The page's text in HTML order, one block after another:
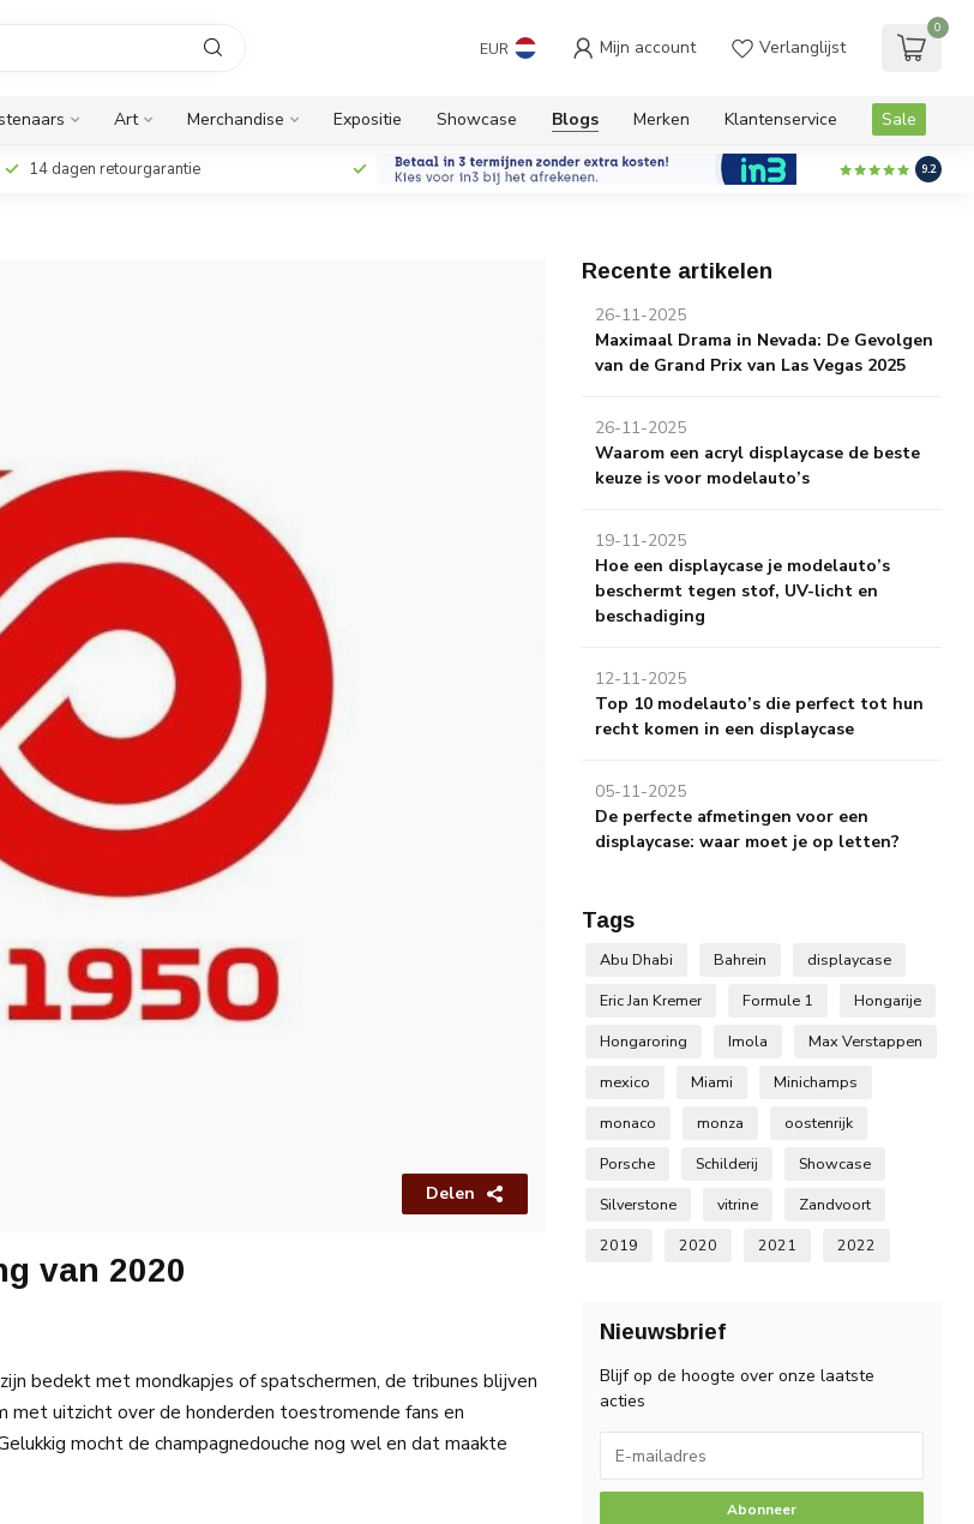
EUR Mijn account Verlanglijst
0
Art Merchandise Expositie Showcase Blogs Merken Klantenservice Sale
14 dagen retourgarantie 9.2
Delen
van 2020
bedekt met mondkapjes of spatschermen, de tribunes blijven
met uitzicht over de honderden toestromende fans en
mocht de champagnedouche nog wel en dat maakte
Recente artikelen
26-11-2025
Maximaal Drama in Nevada: De Gevolgen
van de Grand Prix van Las Vegas 2025
26-11-2025
Waarom een acryl displaycase de beste
keuze is voor modelauto’s
19-11-2025
Hoe een displaycase je modelauto’s
beschermt tegen stof, UV-licht en
beschadiging
12-11-2025
Top 10 modelauto’s die perfect tot hun
recht komen in een displaycase
05-11-2025
De perfecte afmetingen voor een
displaycase: waar moet je op letten?
Tags
Abu Dhabi Bahrein
displaycase
Eric Jan Kremer
Formule 1
Hongarije
Hongaroring
Imola
Max Verstappen
mexico
Miami
Minichamps
monaco
monza
oostenrijk
Porsche
Schilderij
Showcase
Silverstone
vitrine
Zandvoort
2019
2020 2021 2022
Nieuwsbrief
Blijf op de hoogte over onze laatste
acties
Abonneer